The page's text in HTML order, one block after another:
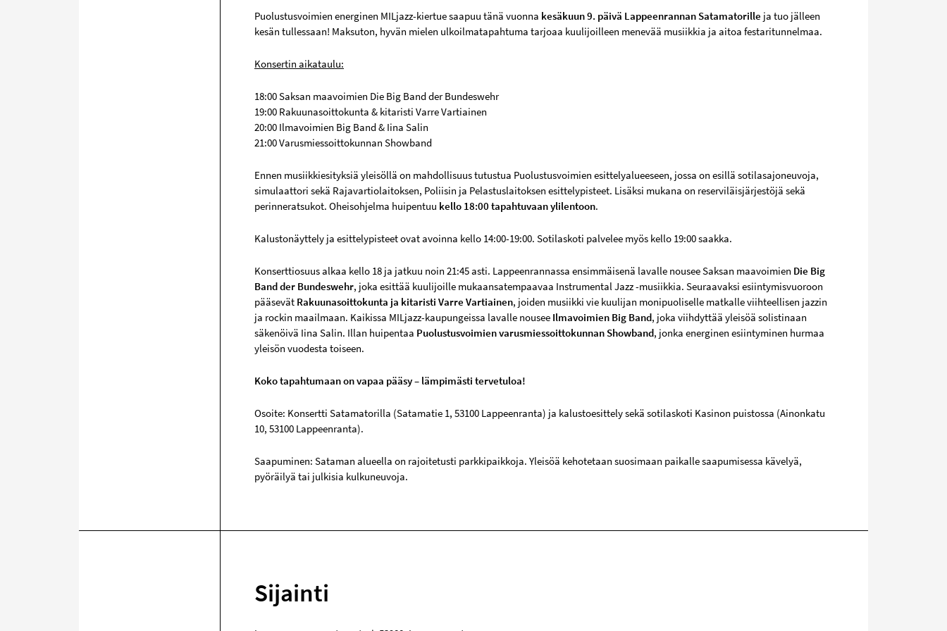
Puolustusvoimien energinen MILjazz-kiertue saapuu tänä vuonna kesäkuun 9. päivä Lappeenrannan Satamatorille ja tuo jälleen
kesän tullessaan! Maksuton, hyvän mielen ulkoilmatapahtuma tarjoaa kuulijoilleen menevää musiikkia ja aitoa festaritunnelmaa.
Konsertin aikataulu:
18:00 Saksan maavoimien Die Big Band der Bundeswehr
19:00 Rakuunasoittokunta & kitaristi Varre Vartiainen
20:00 Ilmavoimien Big Band & Iina Salin
21:00 Varusmiessoittokunnan Showband
Ennen musiikkiesityksiä yleisöllä on mahdollisuus tutustua Puolustusvoimien esittelyalueeseen, jossa on esillä sotilasajoneuvoja,
simulaattori sekä Rajavartiolaitoksen, Poliisin ja Pelastuslaitoksen esittelypisteet. Lisäksi mukana on reserviläisjärjestöjä sekä
perinneratsukot. Oheisohjelma huipentuu kello 18:00 tapahtuvaan ylilentoon.
Kalustonäyttely ja esittelypisteet ovat avoinna kello 14:00-19:00. Sotilaskoti palvelee myös kello 19:00 saakka.
Konserttiosuus alkaa kello 18 ja jatkuu noin 21:45 asti. Lappeenrannassa ensimmäisenä lavalle nousee Saksan maavoimien Die Big
Band der Bundeswehr, joka esittää kuulijoille mukaansatempaavaa Instrumental Jazz -musiikkia. Seuraavaksi esiintymisvuoroon
pääsevät Rakuunasoittokunta ja kitaristi Varre Vartiainen, joiden musiikki vie kuulijan monipuoliselle matkalle viihteellisen jazzin
ja rockin maailmaan. Kaikissa MILjazz-kaupungeissa lavalle nousee Ilmavoimien Big Band, joka viihdyttää yleisöä solistinaan
säkenöivä Iina Salin. Illan huipentaa Puolustusvoimien varusmiessoittokunnan Showband, jonka energinen esiintyminen hurmaa
yleisön vuodesta toiseen.
Koko tapahtumaan on vapaa pääsy – lämpimästi tervetuloa!
Osoite: Konsertti Satamatorilla (Satamatie 1, 53100 Lappeenranta) ja kalustoesittely sekä sotilaskoti Kasinon puistossa (Ainonkatu
10, 53100 Lappeenranta).
Saapuminen: Sataman alueella on rajoitetusti parkkipaikkoja. Yleisöä kehotetaan suosimaan paikalle saapumisessa kävelyä,
pyöräilyä tai julkisia kulkuneuvoja.
Sijainti